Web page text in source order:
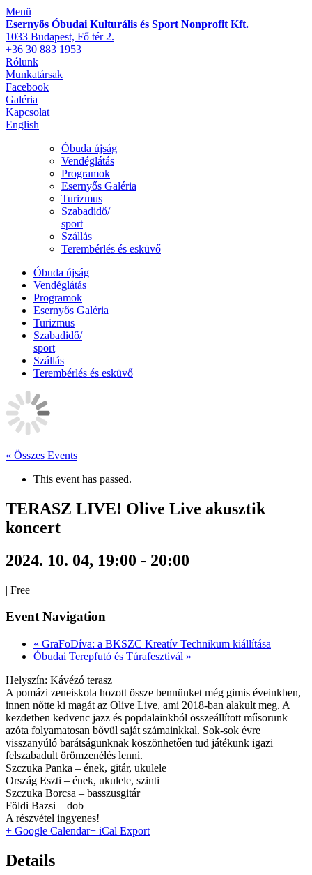
Menü
Esernyős Óbudai Kulturális és Sport Nonprofit Kft.
1033 Budapest, Fő tér 2.
+36 30 883 1953
Rólunk
Munkatársak
Facebook
Galéria
Kapcsolat
English
Óbuda újság
Vendéglátás
Programok
Esernyős Galéria
Turizmus
Szabadidő/
sport
Szállás
Terembérlés és esküvő
Óbuda újság
Vendéglátás
Programok
Esernyős Galéria
Turizmus
Szabadidő/
sport
Szállás
Terembérlés és esküvő
« Összes Events
This event has passed.
TERASZ LIVE! Olive Live akusztik
koncert
2024. 10. 04, 19:00 - 20:00
| Free
Event Navigation
« GraFoDíva: a BKSZC Kreatív Technikum kiállítása
Óbudai Terepfutó és Túrafesztivál »
Helyszín: Kávézó terasz
A pomázi zeneiskola hozott össze bennünket még gimis éveinkben,
innen nőtte ki magát az Olive Live, ami 2018-ban alakult meg. A
kezdetben kedvenc jazz és popdalainkból összeállított műsorunk
azóta folyamatosan bővül saját számainkkal. Sok-sok évre
visszanyúló barátságunknak köszönhetően tud játékunk igazi
felszabadult örömzenélés lenni.
Szczuka Panka – ének, gitár, ukulele
Ország Eszti – ének, ukulele, szinti
Szczuka Borcsa – basszusgitár
Földi Bazsi – dob
A részvétel ingyenes!
+ Google Calendar+ iCal Export
Details